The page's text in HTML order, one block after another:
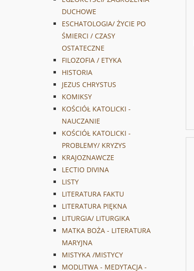
DUCHOWE
ESCHATOLOGIA/ ŻYCIE PO
ŚMIERCI / CZASY
OSTATECZNE
FILOZOFIA / ETYKA
HISTORIA
JEZUS CHRYSTUS
KOMIKSY
KOŚCIÓŁ KATOLICKI -
NAUCZANIE
KOŚCIÓŁ KATOLICKI -
PROBLEMY/ KRYZYS
KRAJOZNAWCZE
LECTIO DIVINA
LISTY
LITERATURA FAKTU
LITERATURA PIĘKNA
LITURGIA/ LITURGIKA
MATKA BOŻA - LITERATURA
MARYJNA
MISTYKA /MISTYCY
MODLITWA - MEDYTACJA -